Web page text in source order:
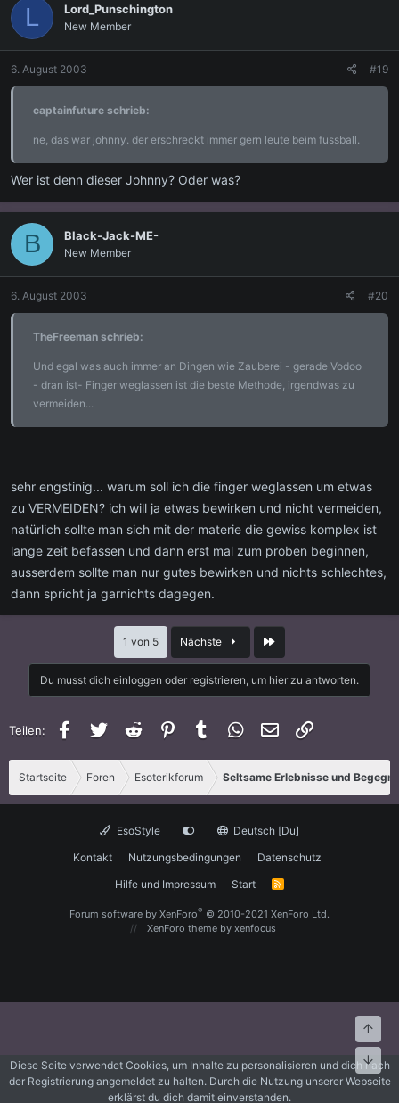
L Lord_Punschington
New Member
6. August 2003 #19
captainfuture schrieb:
ne, das war johnny. der erschreckt immer gern leute beim fussball.
Wer ist denn dieser Johnny? Oder was?
B Black-Jack-ME-
New Member
6. August 2003 #20
TheFreeman schrieb:
Und egal was auch immer an Dingen wie Zauberei - gerade Vodoo
- dran ist- Finger weglassen ist die beste Methode, irgendwas zu
vermeiden...
sehr engstinig... warum soll ich die finger weglassen um etwas
zu VERMEIDEN? ich will ja etwas bewirken und nicht vermeiden,
natürlich sollte man sich mit der materie die gewiss komplex ist
lange zeit befassen und dann erst mal zum proben beginnen,
ausserdem sollte man nur gutes bewirken und nichts schlechtes,
dann spricht ja garnichts dagegen.
1 von 5 Nächste Letzte
Du musst dich einloggen oder registrieren, um hier zu antworten.
Teilen: FacebookTwitter Reddit PinterestTumblr WhatsApp
E-Mail
Startseite Foren Esoterikforum Seltsame Erlebnisse und
EsoStyle
Deutsch [Du]
Kontakt
Nutzungsbedingungen
Datenschutz
Hilfe und Impressum
Start
R
Forum software by XenForo® © 2010-2021 XenForo Ltd.
XenForo theme by xenfocus
Diese Seite verwendet Cookies, um Inhalte zu personalisieren und dich nach
der Registrierung angemeldet zu halten. Durch die Nutzung unserer Webseite
erklärst du dich damit einverstanden.
Oben